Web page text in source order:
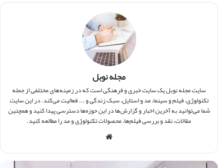
مجله نوبل
سایت مجله نوبل یک سایت خبری و فرهنگی است که در زمینه‌های مختلفی از جمله
تکنولوژی، فیلم و سینما، مد و استایل، سبک زندگی و ... فعالیت می‌کند. در این سایت
شما می‌توانید به آخرین اخبار و گزارش‌ها در این حوزه‌ها دسترسی پیدا کنید و همچنین
مقالات، نقد و بررسی فیلم‌ها، محصولات تکنولوژی و مد را مطالعه کنید.